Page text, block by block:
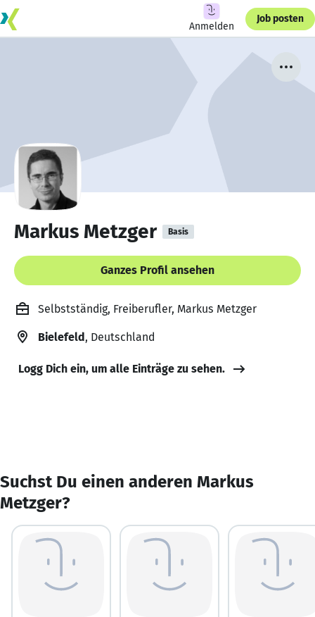
Anmelden
Job posten
Markus Metzger Basis
Ganzes Profil ansehen
Selbstständig, Freiberufler, Markus Metzger
Bielefeld, Deutschland
Logg Dich ein, um alle Einträge zu sehen.
Suchst Du einen anderen Markus
Metzger?